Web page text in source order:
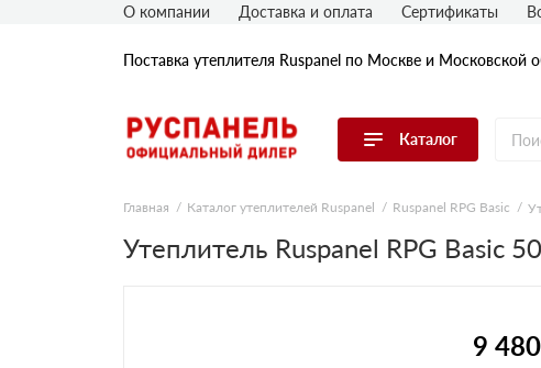
Поставка утеплителя Ruspanel по Москве и Московской
Каталог
Перейти в каталог
Продуктовые линейки
L
О компании Доставка и оплата Сертификаты
Главная Каталог утеплителей Ruspanel Ruspanel RPG Basic
Утеплитель Ruspanel RPG Basic
9 480